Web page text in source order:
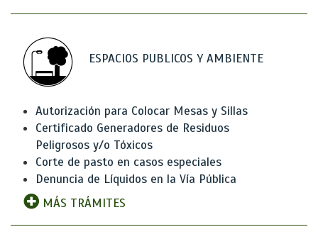
ESPACIOS PUBLICOS Y AMBIENTE
Autorización para Colocar Mesas y Sillas
Certificado Generadores de Residuos
Peligrosos y/o Tóxicos
Corte de pasto en casos especiales
Denuncia de Líquidos en la Vía Pública
MÁS TRÁMITES